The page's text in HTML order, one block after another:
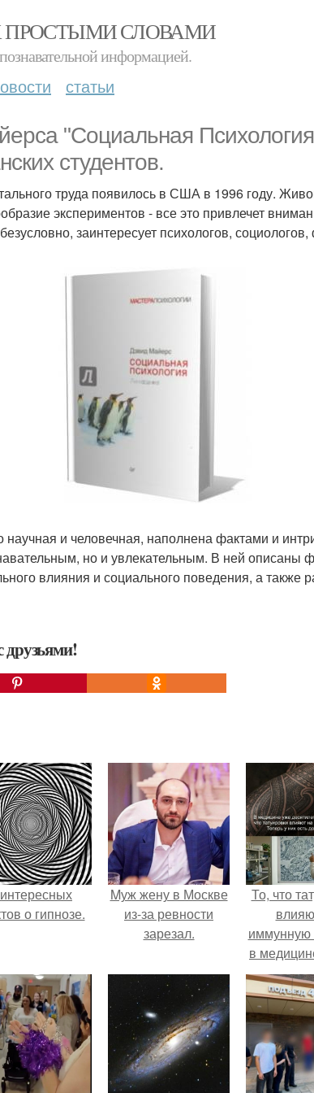
ПРОСТЫМИ СЛОВАМИ
информацией.
статьи
"Социальная
студентов.
труда появилось в США в 1996 году.
экспериментов - все это привлечет
заинтересует психологов,
научная и человечная, наполнена фактами и
но и увлекательным. В ней
влияния и социального поведения, а также
друзьями!
о гипнозе.
Mуж жену в Москве
из-за ревности
зарезал.
То, что
иммунную
в
лишь как